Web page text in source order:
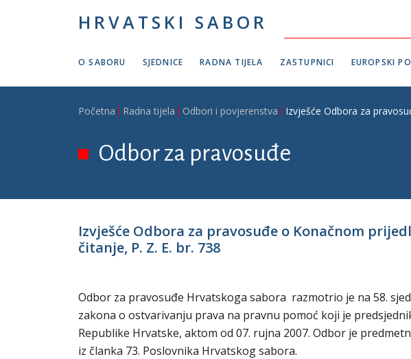
HRVATSKI SABOR
O SABORU SJEDNICE RADNA TIJELA ZASTUPNICI EUROPSKI
Breadcrumb
Početna Radna tijela Odbori i povjerenstva Izvješće Odbora za
Odbor za pravosuđe
Izvješće Odbora za pravosuđe o Konačnom
čitanje, P. Z. E. br. 738
Odbor za pravosuđe Hrvatskoga sabora razmotrio je na 58.
zakona o ostvarivanju prava na pravnu pomoć koji je
Republike Hrvatske, aktom od 07. rujna 2007. Odbor je
iz članka 73. Poslovnika Hrvatskog sabora.